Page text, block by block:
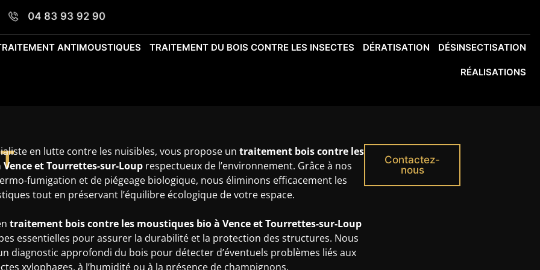
04 83 93 92 90
ANTIMOUSTIQUES TRAITEMENT DU BOIS CONTRE LES INSECTES DÉRATISATION DÉSINSECTISATION
RÉALISATIONS
en lutte contre les nuisibles, vous propose un traitement bois contre les
et Tourrettes-sur-Loup respectueux de l’environnement. Grâce à nos
fumigation et de piégeage biologique, nous éliminons efficacement les
tout en préservant l’équilibre écologique de votre espace.
traitement bois contre les moustiques bioà Vence et Tourrettes-sur-Loup
essentielles pour assurer la durabilité et la protection des structures. Nous
diagnostic approfondi du bois pour détecter d’éventuels problèmes liés aux
xylophages, à l’humidité ou à la présence de champignons.
Contactez-
nous